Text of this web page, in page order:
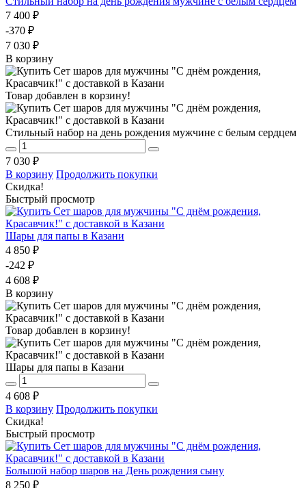
7 400 ₽
-370 ₽
7 030 ₽
В корзину
Товар добавлен в корзину!
Стильный набор на день рождения мужчине с белым сердцем
7 030 ₽
В корзину Продолжить покупки
Скидка!
Быстрый просмотр
Шары для папы в Казани
4 850 ₽
-242 ₽
4 608 ₽
В корзину
Товар добавлен в корзину!
Шары для папы в Казани
4 608 ₽
В корзину Продолжить покупки
Скидка!
Быстрый просмотр
Большой набор шаров на День рождения сыну
8 250 ₽